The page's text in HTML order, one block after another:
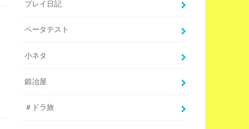
プレイ日記
ベータテスト
小ネタ
鍛冶屋
＃ドラ旅